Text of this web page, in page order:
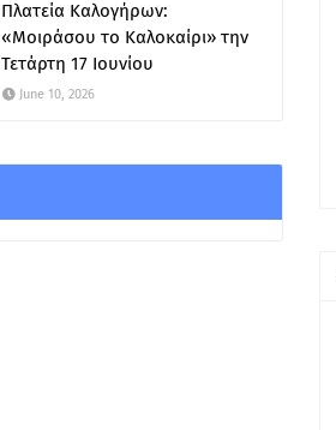
Πλατεία Καλογήρων:
«Μοιράσου το Καλοκαίρι» την
Τετάρτη 17 Ιουνίου
June 10, 2026